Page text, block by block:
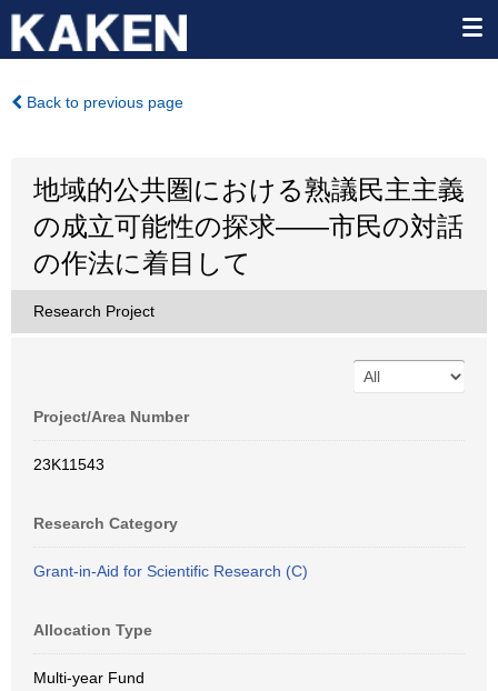
Back to previous page
地域的公共圏における熟議民主主義
の成立可能性の探求――市民の対話
の作法に着目して
Research Project
Project/Area Number
23K11543
Research Category
Grant-in-Aid for Scientific Research (C)
Allocation Type
Multi-year Fund